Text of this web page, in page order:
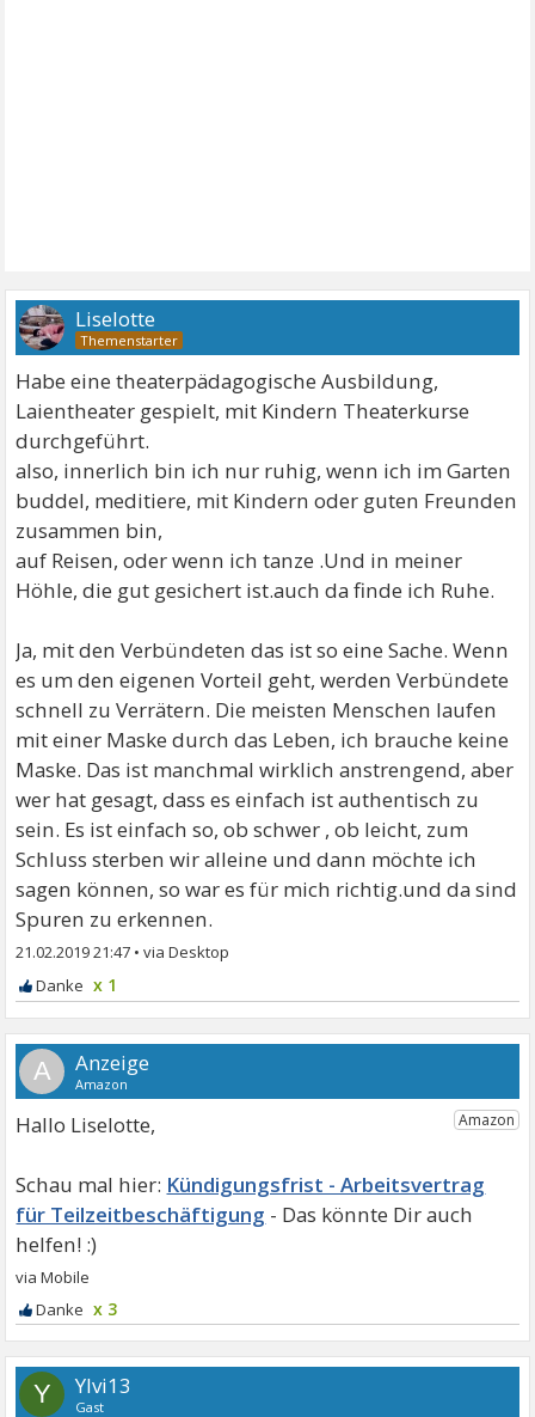
Liselotte
Habe eine theaterpädagogische Ausbildung,
Laientheater gespielt, mit Kindern Theaterkurse
durchgeführt.
also, innerlich bin ich nur ruhig, wenn ich im Garten
buddel, meditiere, mit Kindern oder guten Freunden
zusammen bin,
auf Reisen, oder wenn ich tanze .Und in meiner
Höhle, die gut gesichert ist.auch da finde ich Ruhe.
Ja, mit den Verbündeten das ist so eine Sache. Wenn
es um den eigenen Vorteil geht, werden Verbündete
schnell zu Verrätern. Die meisten Menschen laufen
mit einer Maske durch das Leben, ich brauche keine
Maske. Das ist manchmal wirklich anstrengend, aber
wer hat gesagt, dass es einfach ist authentisch zu
sein. Es ist einfach so, ob schwer , ob leicht, zum
Schluss sterben wir alleine und dann möchte ich
sagen können, so war es für mich richtig.und da sind
Spuren zu erkennen.
21.02.2019 21:47 •
x 1
A
Hallo Liselotte,
Kündigungsfrist - Arbeitsvertrag
für Teilzeitbeschäftigung
x 3
Y Ylvi13
Gast